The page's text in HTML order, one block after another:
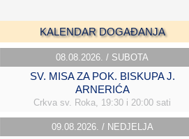
KALENDAR DOGAĐANJA
08.08.2026. / SUBOTA
SV. MISA ZA POK. BISKUPA J.
ARNERIĆA
Crkva sv. Roka, 19:30 i 20:00 sati
09.08.2026. / NEDJELJA